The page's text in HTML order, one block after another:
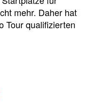
mehr. Daher hat
Tour qualifizierten